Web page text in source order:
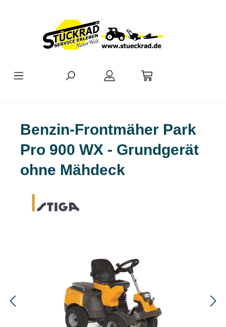
Benzin-Frontmäher Park
Pro 900 WX - Grundgerät
ohne Mähdeck